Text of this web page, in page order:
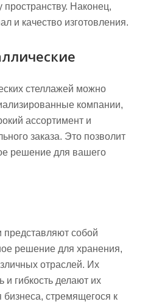
Наконец,
и качество изготовления.
стеллажей можно
компании,
ассортимент и
заказа. Это позволит
решение для вашего
представляют собой
решение для хранения,
отраслей. Их
и гибкость делают их
стремящегося к